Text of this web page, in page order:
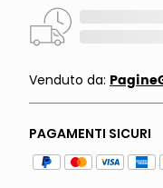
Venduto da:
PAGAMENTI SICURI